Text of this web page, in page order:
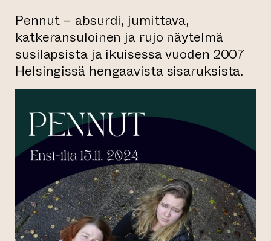
Pennut – absurdi, jumittava,
katkeransuloinen ja rujo näytelmä
susilapsista ja ikuisessa vuoden 2007
Helsingissä hengaavista sisaruksista.